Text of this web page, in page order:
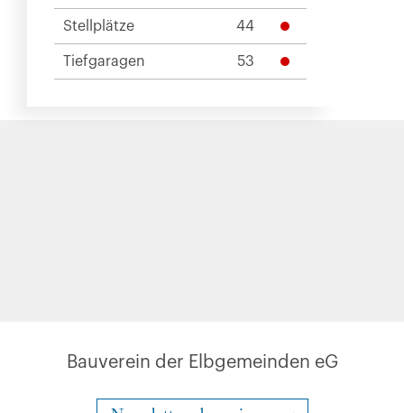
Stellplätze 44
Tiefgaragen 53
Bauverein der Elbgemeinden eG